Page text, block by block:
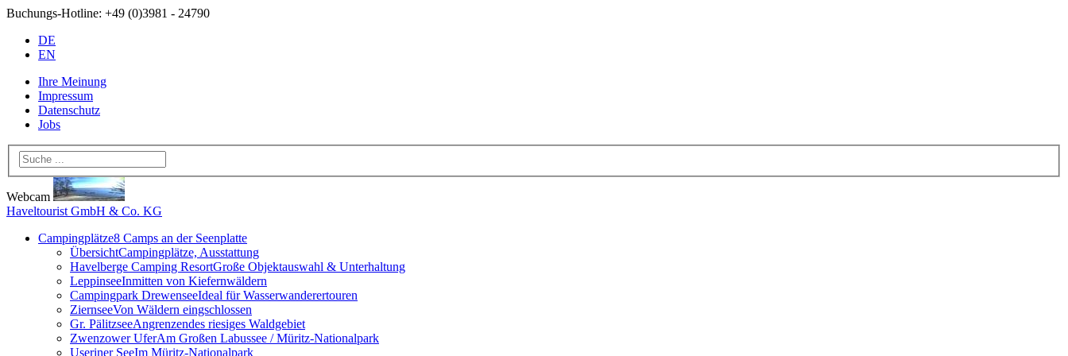
Buchungs-Hotline: +49 (0)3981 - 24790
DE
EN
Ihre Meinung
Impressum
Datenschutz
Jobs
Webcam
Haveltourist GmbH & Co. KG
Campingplätze8 Camps an der Seenplatte
ÜbersichtCampingplätze, Ausstattung
Havelberge Camping ResortGroße Objektauswahl & Unterhaltung
LeppinseeInmitten von Kiefernwäldern
Campingpark DrewenseeIdeal für Wasserwanderertouren
ZiernseeVon Wäldern eingschlossen
Gr. PälitzseeAngrenzendes riesiges Waldgebiet
Zwenzower UferAm Großen Labussee / Müritz-Nationalpark
Useriner SeeIm Müritz-Nationalpark